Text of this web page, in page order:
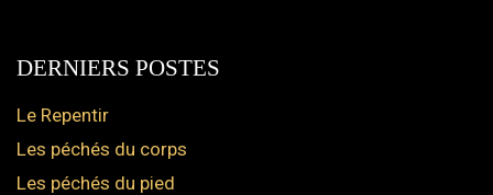
DERNIERS POSTES
Le Repentir
Les péchés du corps
Les péchés du pied